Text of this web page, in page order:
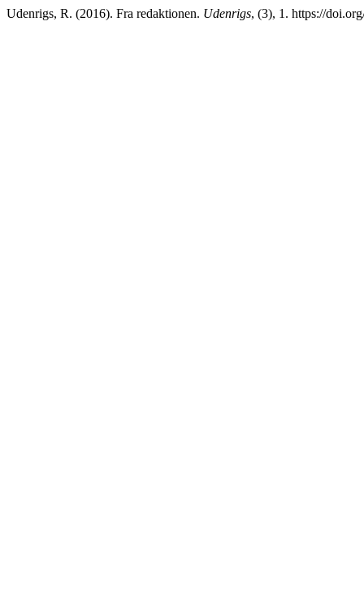
Udenrigs, R. (2016). Fra redaktionen. Udenrigs, (3), 1. https://